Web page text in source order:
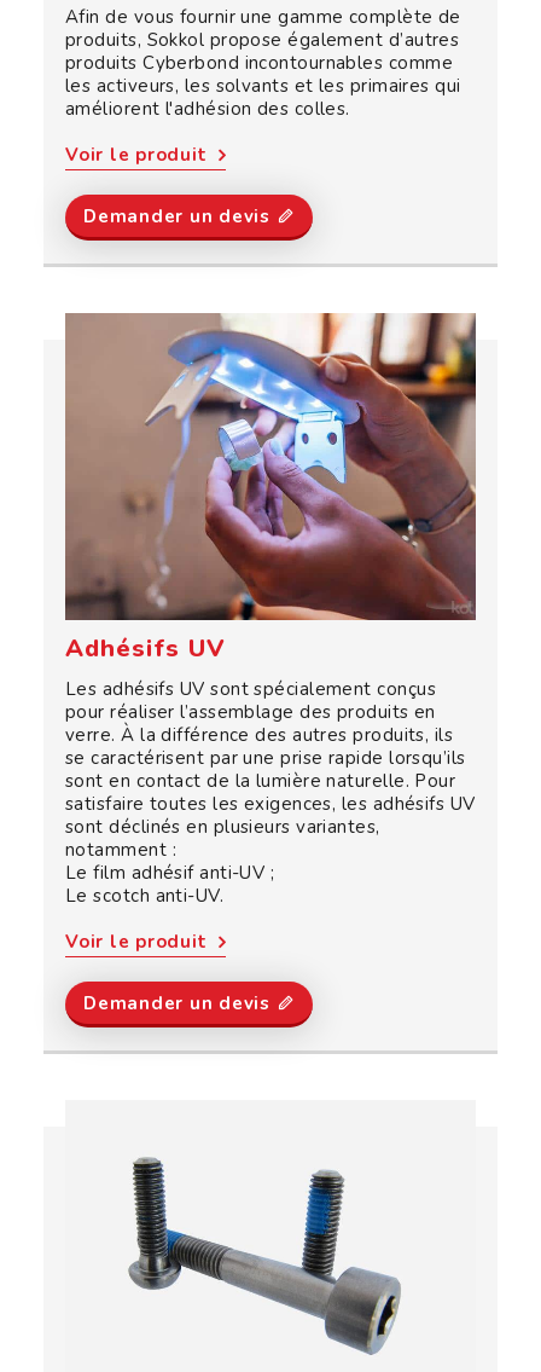
Afin de vous fournir une gamme complète de
produits, Sokkol propose également d’autres
produits Cyberbond incontournables comme
les activeurs, les solvants et les primaires qui
améliorent l'adhésion des colles.
Voir le produit
Demander un devis
Adhésifs UV
Les adhésifs UV sont spécialement conçus
pour réaliser l’assemblage des produits en
verre. À la différence des autres produits, ils
se caractérisent par une prise rapide lorsqu’ils
sont en contact de la lumière naturelle. Pour
satisfaire toutes les exigences, les adhésifs UV
sont déclinés en plusieurs variantes,
notamment :
Le film adhésif anti-UV ;
Le scotch anti-UV.
Voir le produit
Demander un devis